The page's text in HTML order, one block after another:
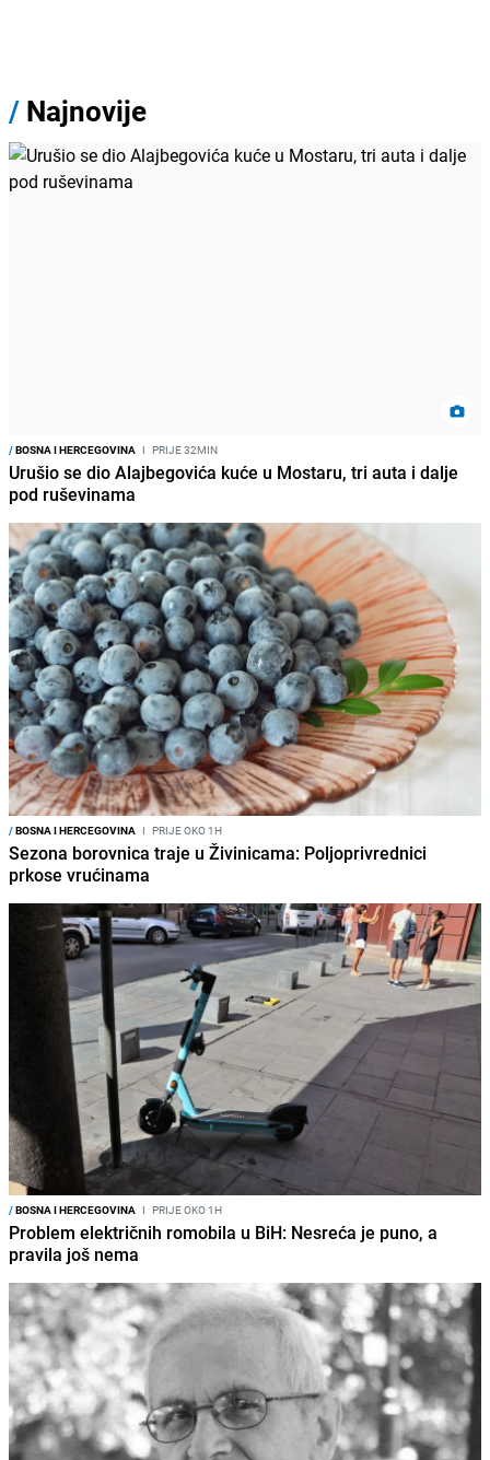
/ Najnovije
/BOSNA I HERCEGOVINA I PRIJE 32MIN
Urušio se dio Alajbegovića kuće u Mostaru, tri auta i dalje
pod ruševinama
/BOSNA I HERCEGOVINA I PRIJE OKO 1H
Sezona borovnica traje u Živinicama: Poljoprivrednici
prkose vrućinama
/BOSNA I HERCEGOVINA I PRIJE OKO 1H
Problem električnih romobila u BiH: Nesreća je puno, a
pravila još nema